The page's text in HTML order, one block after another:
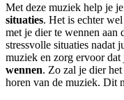
Met deze muziek help je
situaties. Het is echter
met je dier te wennen aan
stressvolle situaties nadat
muziek en zorg ervoor
wennen. Zo zal je dier
horen van de muziek. Dit